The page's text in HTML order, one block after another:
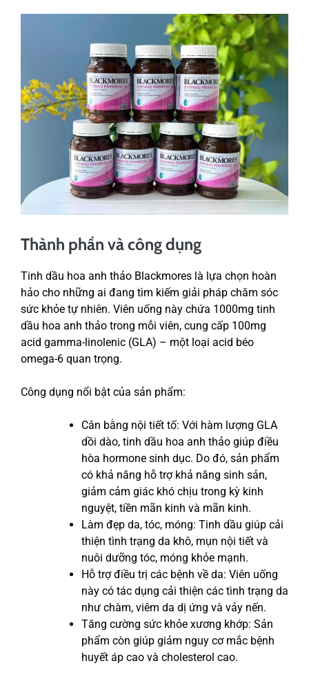
Thành phần và công dụng
Tinh dầu hoa anh thảo Blackmores là lựa chọn hoàn
hảo cho những ai đang tìm kiếm giải pháp chăm sóc
sức khỏe tự nhiên. Viên uống này chứa 1000mg tinh
dầu hoa anh thảo trong mỗi viên, cung cấp 100mg
acid gamma-linolenic (GLA) – một loại acid béo
omega-6 quan trọng.
Công dụng nổi bật của sản phẩm:
Cân bằng nội tiết tố: Với hàm lượng GLA
dồi dào, tinh dầu hoa anh thảo giúp điều
hòa hormone sinh dục. Do đó, sản phẩm
có khả năng hỗ trợ khả năng sinh sản,
giảm cảm giác khó chịu trong kỳ kinh
nguyệt, tiền mãn kinh và mãn kinh.
Làm đẹp da, tóc, móng: Tinh dầu giúp cải
thiện tình trạng da khô, mụn nội tiết và
nuôi dưỡng tóc, móng khỏe mạnh.
Hỗ trợ điều trị các bệnh về da: Viên uống
này có tác dụng cải thiện các tình trạng da
như chàm, viêm da dị ứng và vảy nến.
Tăng cường sức khỏe xương khớp: Sản
phẩm còn giúp giảm nguy cơ mắc bệnh
huyết áp cao và cholesterol cao.